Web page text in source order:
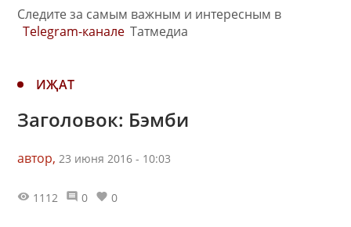
Следите за самым важным и интересным в
Telegram-канале Татмедиа
ИҖАТ
Заголовок: Бэмби
автор, 23 июня 2016 - 10:03
1112 0 0